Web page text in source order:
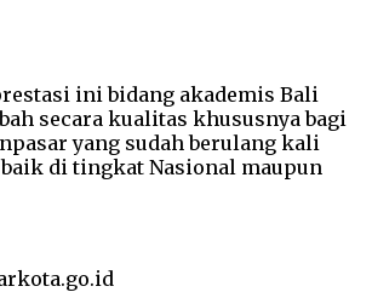
ini bidang akademis Bali
secara kualitas khususnya bagi
yang sudah berulang kali
di tingkat Nasional maupun